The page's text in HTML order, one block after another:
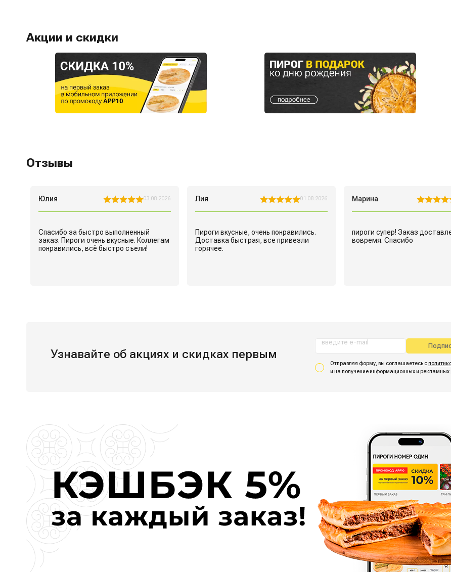
Акции и скидки
Отзывы
Юлия 03.08.2026
Спасибо за быстро выполненный
заказ. Пироги очень вкусные. Коллегам
Лия 01.08.2026
Пироги вкусные, очень понравились.
Доставка быстрая, все привезли
Марина
пироги супер! Заказ
Узнавайте об акциях и скидках первым
введите e-mail
Отправляя форму, вы соглашаетесь с
и на получение информационныхи рекламных